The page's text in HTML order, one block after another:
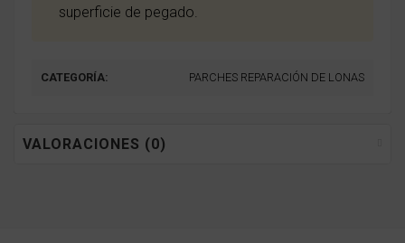
superficie de pegado.
CATEGORÍA: PARCHES REPARACIÓN DE LONAS
VALORACIONES (0)